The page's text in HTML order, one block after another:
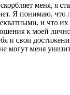
меня, я
Я понимаю, что
и что
к моей
и свои
могут меня